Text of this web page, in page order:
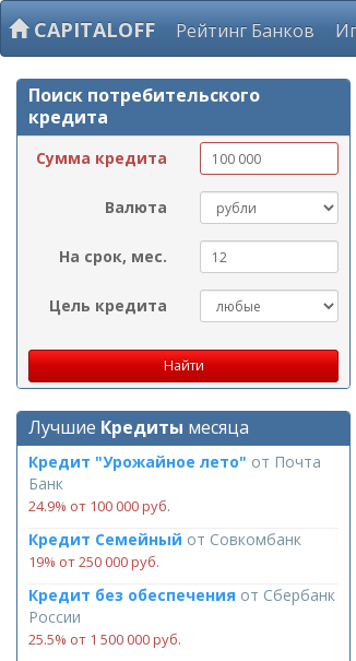
CAPITALOFF Рейтинг Банков
Поиск потребительского
кредита
Сумма кредита
Валюта
На срок, мес.
Цель кредита
Лучшие Кредиты месяца
Кредит "Урожайное лето" от Почта
Банк
24.9% от 100 000 руб.
Кредит Семейный от Совкомбанк
19% от 250 000 руб.
Кредит без обеспечения от Сбербанк
России
25.5% от 1 500 000 руб.